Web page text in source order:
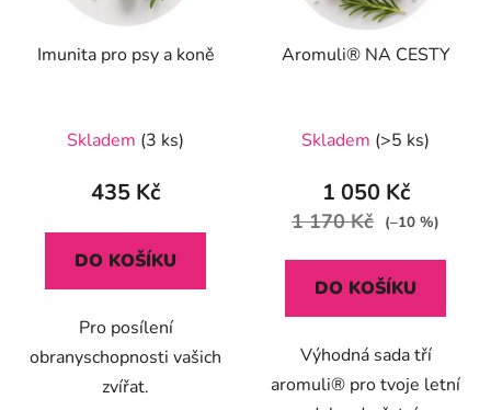
Imunita pro psy a koně
Skladem (3 ks)
435 Kč
DO KOŠÍKU
Pro posílení
obranyschopnosti vašich
zvířat.
Aromuli® NA CESTY
hodnocení
produktu
je
5
Skladem (>5 ks)
1 050 Kč
1 170 Kč (–10 %)
DO KOŠÍKU
Výhodná sada tří
aromuli® pro tvoje letní